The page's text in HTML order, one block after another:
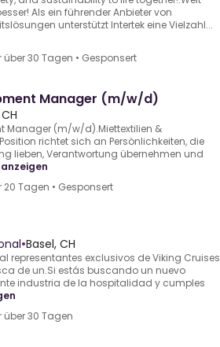
Als ein führender Anbieter von
unterstützt Intertek eine Vielzahl...
über 30 Tagen • Gesponsert
Manager (m/w/d)
Manager (m/w/d).Miettextilien &
richtet sich an Persönlichkeiten, die
lieben, Verantwortung übernehmen und
20 Tagen • Gesponsert
•Basel, CH
representantes exclusivos de Viking Cruises
de un.Si estás buscando un nuevo
industria de la hospitalidad y cumples
über 30 Tagen